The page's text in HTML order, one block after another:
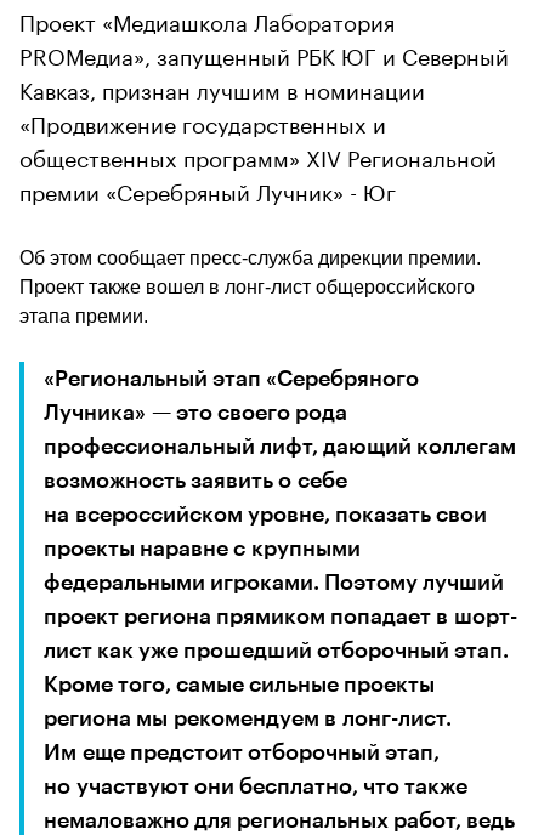
Проект «Медиашкола Лаборатория
PROМедиа», запущенный РБК ЮГ и Северный
Кавказ, признан лучшим в номинации
«Продвижение государственных и
общественных программ» XIV Региональной
премии «Серебряный Лучник» - Юг
Об этом сообщает пресс-служба дирекции премии.
Проект также вошел в лонг-лист общероссийского
этапа премии.
«Региональный этап «Серебряного
Лучника» — это своего рода
профессиональный лифт, дающий коллегам
возможность заявить о себе
на всероссийском уровне, показать свои
проекты наравне с крупными
федеральными игроками. Поэтому лучший
проект региона прямиком попадает в шорт-
лист как уже прошедший отборочный этап.
Кроме того, самые сильные проекты
региона мы рекомендуем в лонг-лист.
Им еще предстоит отборочный этап,
но участвуют они бесплатно, что также
немаловажно для региональных работ, ведь